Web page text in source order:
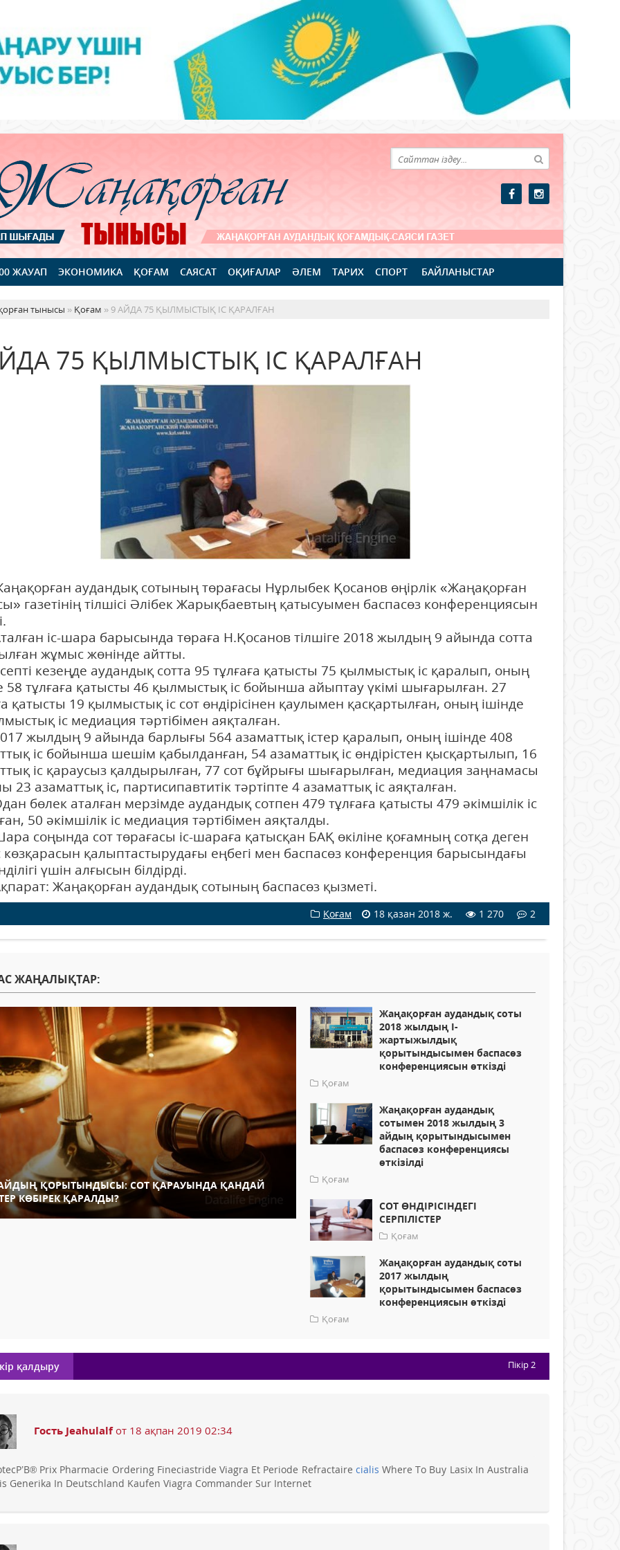
ЖАУАП ЭКОНОМИКА ҚОҒАМ САЯСАТ ОҚИҒАЛАР ӘЛЕМ ТАРИХ СПОРТ БАЙЛАНЫСТАР
тынысы » Қоғам » 9 АЙДА 75 ҚЫЛМЫСТЫҚ ІС ҚАРАЛҒАН
75 ҚЫЛМЫСТЫҚ ІС ҚАРАЛҒАН
аудандық сотының төрағасы Нұрлыбек Қосанов өңірлік «Жаңақорған
газетінің тілшісі Әлібек Жарықбаевтың қатысуымен баспасөз конференциясын
іс-шара барысында төраға Н.Қосанов тілшіге 2018 жылдың 9 айында сотта
жұмыс жөнінде айтты.
кезеңде аудандық сотта 95 тұлғаға қатысты 75 қылмыстық іс қаралып, оның
58 тұлғаға қатысты 46 қылмыстық іс бойынша айыптау үкімі шығарылған. 27
қатысты 19 қылмыстық іс сот өндірісінен қаулымен қасқартылған, оның ішінде
іс медиация тәртібімен аяқталған.
жылдың 9 айында барлығы 564 азаматтық істер қаралып, оның ішінде 408
іс бойынша шешім қабылданған, 54 азаматтық іс өндірістен қысқартылып, 16
іс қараусыз қалдырылған, 77 сот бұйрығы шығарылған, медиация заңнамасы
23 азаматтық іс, партисипавтитік тәртіпте 4 азаматтық іс аяқталған.
бөлек аталған мерзімде аудандық сотпен 479 тұлғаға қатысты 479 әкімшілік іс
50 әкімшілік іс медиация тәртібімен аяқталды.
соңында сот төрағасы іс-шараға қатысқан БАҚ өкіліне қоғамның сотқа деген
қалыптастырудағы еңбегі мен баспасөз конференция барысындағы
үшін алғысын білдірді.
Жаңақорған аудандық сотының баспасөз қызметі.
Қоғам 18 қазан 2018 ж. 1 270 2
ЖАҢАЛЫҚТАР:
ҚОРЫТЫНДЫСЫ: СОТ ҚАРАУЫНДА ҚАНДАЙ
КӨБІРЕК ҚАРАЛДЫ?
Жаңақорған аудандық соты
2018 жылдың І-
жартыжылдық
қорытындысымен баспасөз
конференциясын өткізді
Қоғам
Жаңақорған аудандық
сотымен 2018 жылдың 3
айдың қорытындысымен
баспасөз конференциясы
өткізілді
Қоғам
СОТ ӨНДІРІСІНДЕГІ
СЕРПІЛІСТЕР
Қоғам
Жаңақорған аудандық соты
2017 жылдың
қорытындысымен баспасөз
конференциясын өткізді
Қоғам
қалдыру Пікір2
Гость Jeahulalfот 18 ақпан 2019 02:34
Prix Pharmacie Ordering Fineciastride Viagra Et Periode Refractaire cialis Where To Buy Lasix In Australia
Generika In Deutschland Kaufen Viagra Commander Sur Internet